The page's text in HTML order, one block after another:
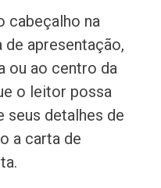
cabeçalho na
apresentação,
ou ao centro da
o leitor possa
seus detalhes de
a carta de